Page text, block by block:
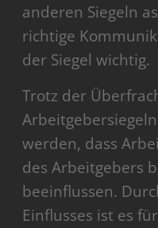
anderen Siegeln
richtige
der Siegel wichtig.
Trotz der
werden, dass
des Arbeitgebers
beeinflussen.
Einflusses ist es